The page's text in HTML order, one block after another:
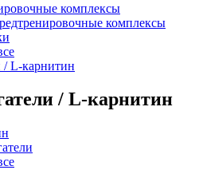
комплексы
комплексы
L-карнитин
/ L-карнитин